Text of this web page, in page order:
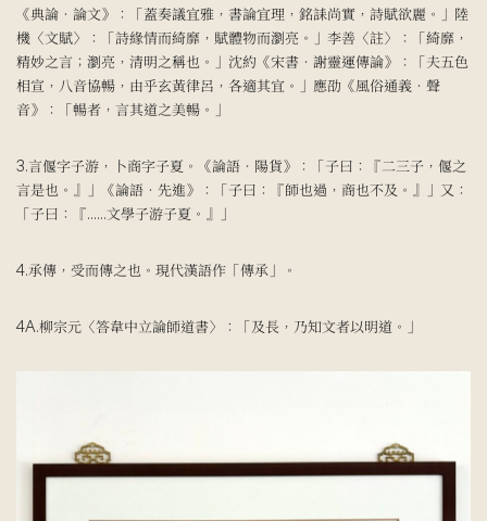
《典論‧論文》：「蓋奏議宜雅，書論宜理，銘誄尚實，詩賦欲麗。」陸
機〈文賦〉：「詩緣情而綺靡，賦體物而瀏亮。」李善〈註〉：「綺靡，
精妙之言；瀏亮，清明之稱也。」沈約《宋書‧謝靈運傳論》：「夫五色
相宣，八音協暢，由乎玄黃律呂，各適其宜。」應劭《風俗通義‧聲
音》：「暢者，言其道之美暢。」
3.言偃字子游，卜商字子夏。《論語‧陽貨》：「子曰：『二三子，偃之
言是也。』」《論語‧先進》：「子曰：『師也過，商也不及。』」又：
「子曰：『……文學子游子夏。』」
4.承傳，受而傳之也。現代漢語作「傳承」。
4A.柳宗元〈答韋中立論師道書〉：「及長，乃知文者以明道。」